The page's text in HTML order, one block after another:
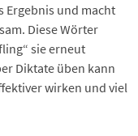
Ergebnis und macht
Diese Wörter
sie erneut
Diktate üben kann
wirken und viel